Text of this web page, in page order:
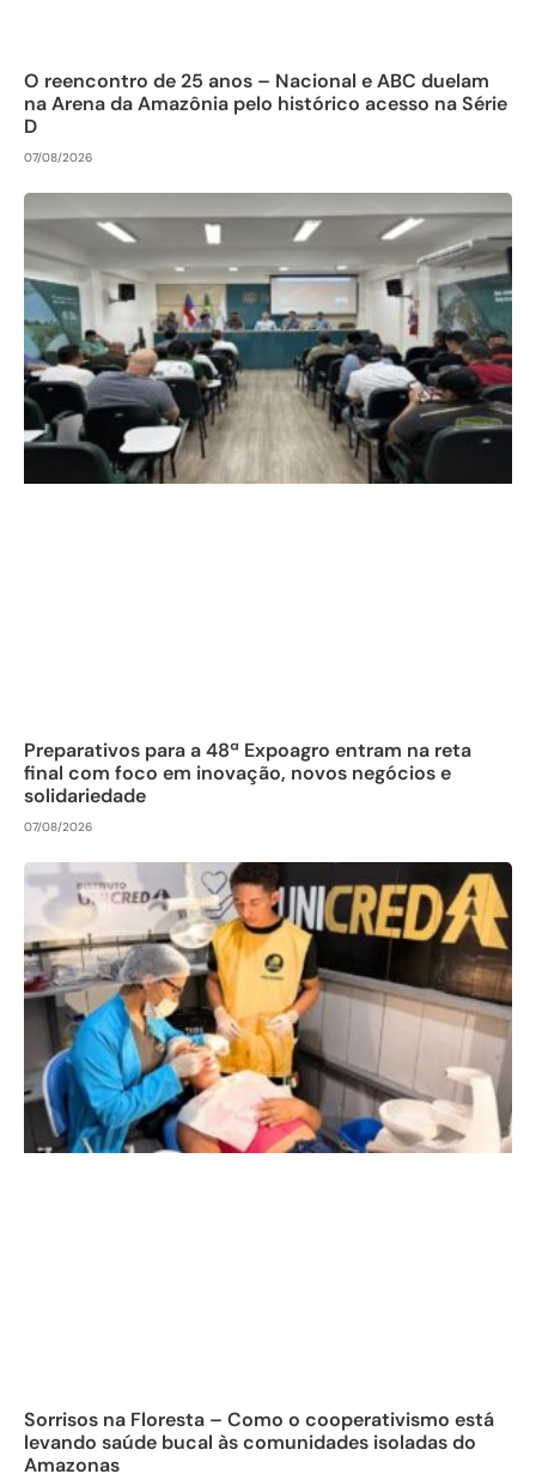
O reencontro de 25 anos – Nacional e ABC duelam
na Arena da Amazônia pelo histórico acesso na Série
D
07/08/2026
Preparativos para a 48ª Expoagro entram na reta
final com foco em inovação, novos negócios e
solidariedade
07/08/2026
Sorrisos na Floresta – Como o cooperativismo está
levando saúde bucal às comunidades isoladas do
Amazonas